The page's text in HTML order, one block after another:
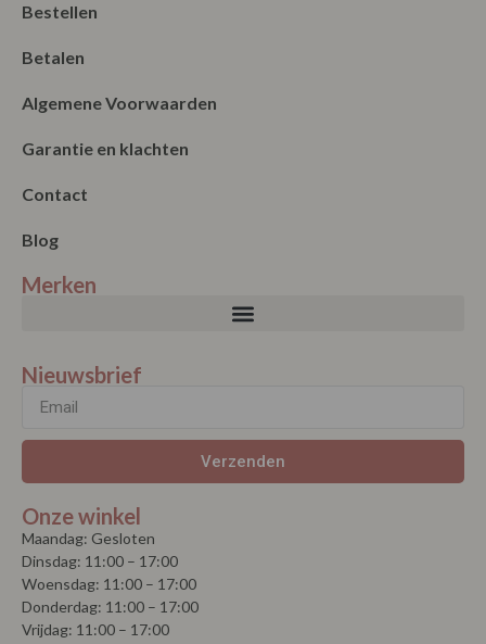
Bestellen
Betalen
Algemene Voorwaarden
Garantie en klachten
Contact
Blog
Merken
Nieuwsbrief
Verzenden
Onze winkel
Maandag: Gesloten
Dinsdag: 11:00 – 17:00
Woensdag: 11:00 – 17:00
Donderdag: 11:00 – 17:00
Vrijdag: 11:00 – 17:00